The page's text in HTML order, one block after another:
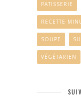
PATISSERIE
RECETTE
SOUPE
VÉGÉTARIEN